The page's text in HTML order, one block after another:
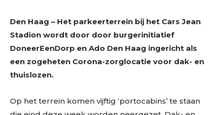
Den Haag – Het parkeerterrein bij het Cars Jean
Stadion wordt door door burgerinitiatief
DoneerEenDorp en Ado Den Haag ingericht als
een zogeheten Corona-zorglocatie voor dak- en
thuislozen.
Op het terrein komen vijftig ‘portocabins’ te staan